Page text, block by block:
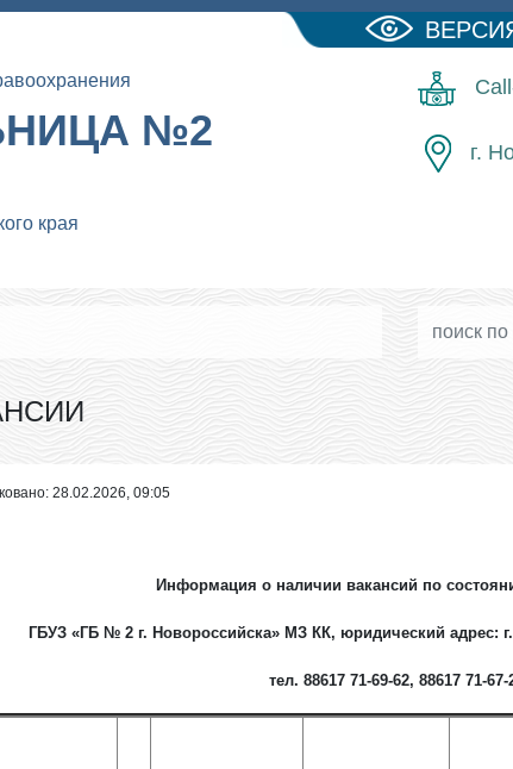
№2
края
г.
28.02.2026, 09:05
Информация о наличии вакансий по
ГБУЗ «ГБ № 2 г. Новороссийска» МЗ КК, юридический адрес:
тел. 88617 71-69-62, 88617 71-67-